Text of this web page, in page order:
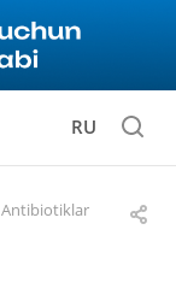
RU
Antibiotiklar